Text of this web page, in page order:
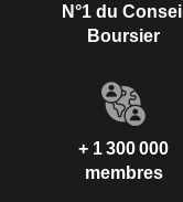
N°1 du Conseil
Boursier
+ 1 300 000
membres